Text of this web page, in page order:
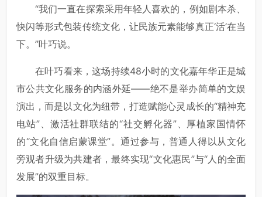
“我们一直在探索采用年轻人喜欢的，例如剧本杀、
快闪等形式包装传统文化，让民族元素能够真正‘活’在当
下。”叶巧说。
在叶巧看来，这场持续48小时的文化嘉年华正是城
市公共文化服务的内涵外延——绝不是举办简单的文娱
演出，而是以文化为纽带，打造赋能心灵成长的“精神充
电站”、激活社群联结的“社交孵化器”、厚植家国情怀
的“文化自信启蒙课堂”。通过参与，普通人得以从文化
旁观者升级为共建者，最终实现“文化惠民”与“人的全面
发展”的双重目标。